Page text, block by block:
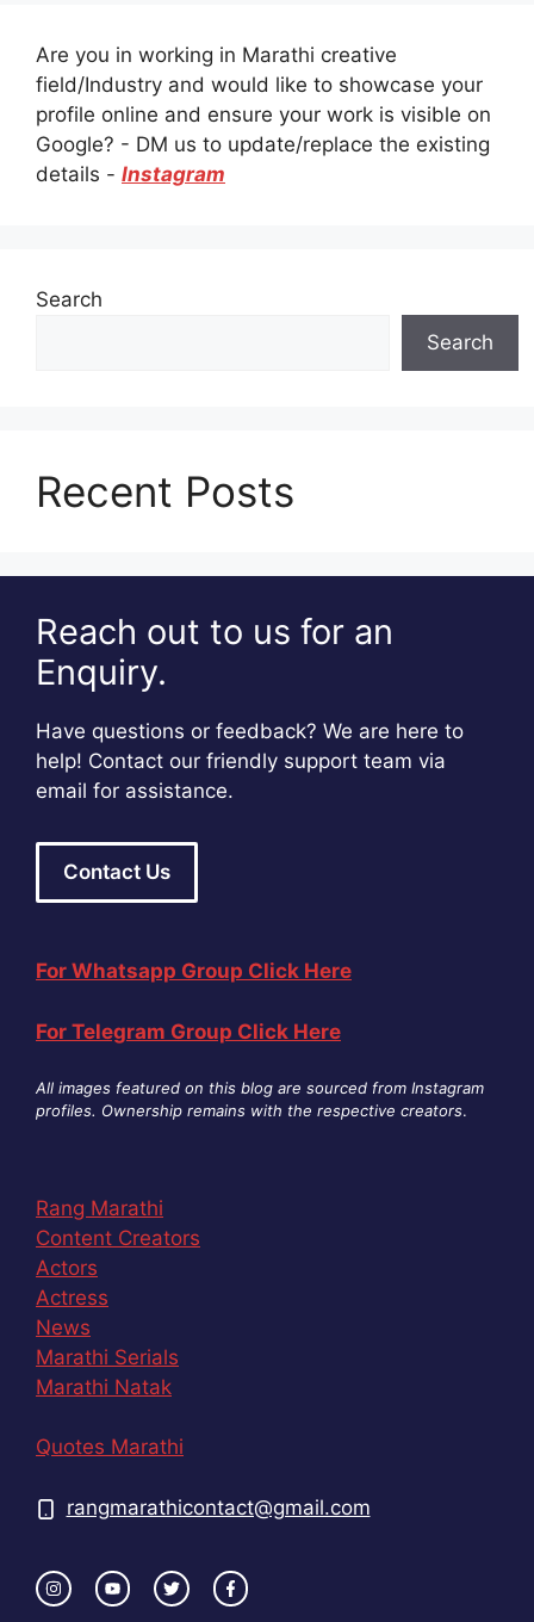
Are you in working in Marathi creative
field/Industry and would like to showcase your
profile online and ensure your work is visible on
Google? - DM us to update/replace the existing
details - Instagram
Search
Search
Recent Posts
Reach out to us for an
Enquiry.
Have questions or feedback? We are here to
help! Contact our friendly support team via
email for assistance.
Contact Us
For Whatsapp Group Click Here
For Telegram Group Click Here
All images featured on this blog are sourced from Instagram
profiles. Ownership remains with the respective creators.
Rang Marathi
Content Creators
Actors
Actress
News
Marathi Serials
Marathi Natak
Quotes Marathi
rangmarathicontact@gmail.com